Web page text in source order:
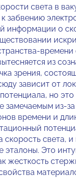
света в
забвению
информации о
времени
из
зрения,
зависит от
но
замечаемым из-
времени и
скорость света, и
эталоны. Это
жесткость